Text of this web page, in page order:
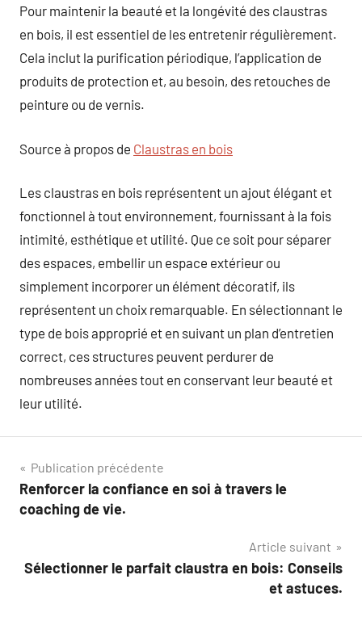
Pour maintenir la beauté et la longévité des claustras
en bois, il est essentiel de les entretenir régulièrement.
Cela inclut la purification périodique, l’application de
produits de protection et, au besoin, des retouches de
peinture ou de vernis.
Source à propos de Claustras en bois
Les claustras en bois représentent un ajout élégant et
fonctionnel à tout environnement, fournissant à la fois
intimité, esthétique et utilité. Que ce soit pour séparer
des espaces, embellir un espace extérieur ou
simplement incorporer un élément décoratif, ils
représentent un choix remarquable. En sélectionnant le
type de bois approprié et en suivant un plan d’entretien
correct, ces structures peuvent perdurer de
nombreuses années tout en conservant leur beauté et
leur utilité.
Navigation
de
Publication précédente
Renforcer la confiance en soi à travers le
coaching de vie.
Article suivant
Sélectionner le parfait claustra en bois: Conseils
et astuces.